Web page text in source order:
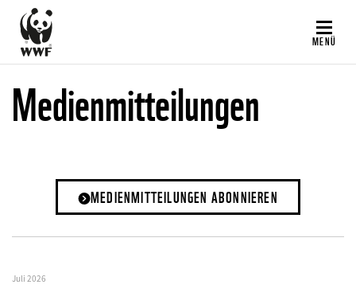
Direkt
zum
Inhalt
MENÜ
Medienmitteilungen
MEDIENMITTEILUNGEN ABONNIEREN
Juli 2026